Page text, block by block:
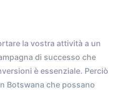
la vostra attività a un
di successo che
è essenziale. Perciò
Botswana che possano